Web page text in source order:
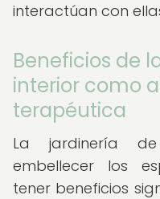
interactúan con
Beneficios de
interior como
terapéutica
La jardinería
embellecer los
tener beneficios